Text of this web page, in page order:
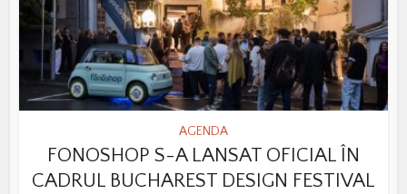
AGENDA
FONOSHOP S-A LANSAT OFICIAL ÎN
CADRUL BUCHAREST DESIGN FESTIVAL